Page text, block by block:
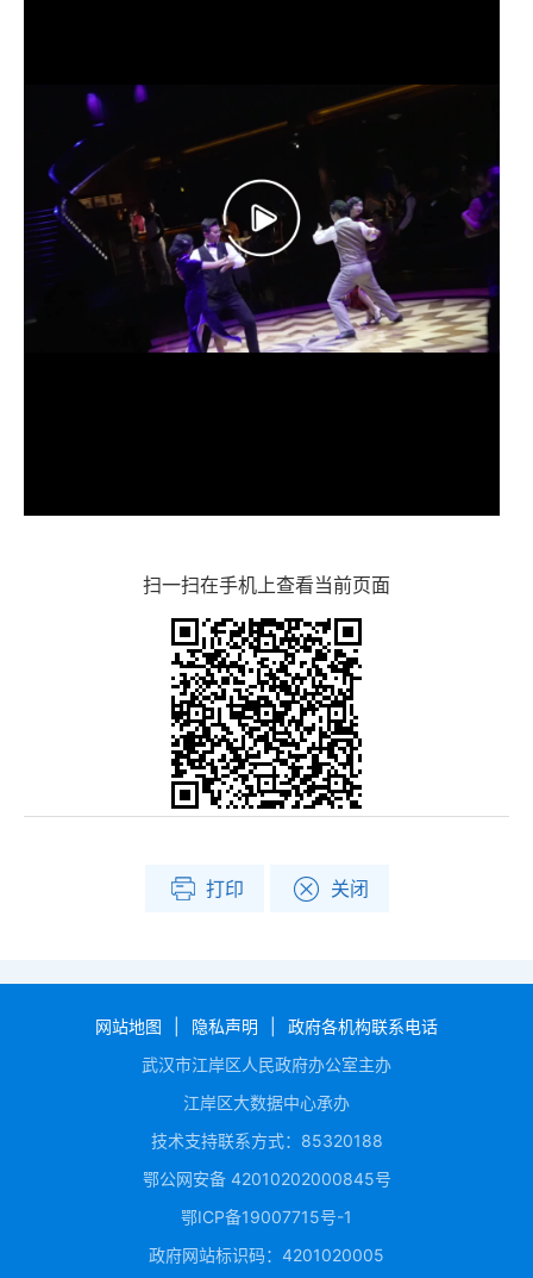
扫一扫在手机上查看当前页面
打印 关闭
网站地图 隐私声明
政府各机构联系电话
武汉市江岸区人民政府办公室主办
江岸区大数据中心承办
技术支持联系方式：85320188
鄂公网安备 42010202000845号
鄂ICP备19007715号-1
政府网站标识码：4201020005